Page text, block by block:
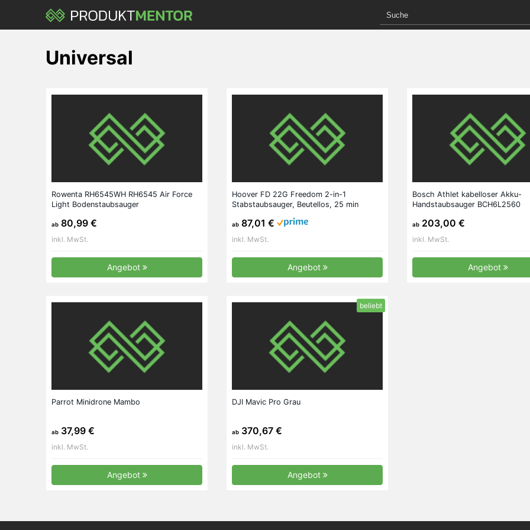
main
Universal
Rowenta RH6545WH RH6545 Air Force
Light Bodenstaubsauger
ab 80,99 €
inkl. MwSt.
Angebot
Hoover FD 22G Freedom 2-in-1
Stabstaubsauger, Beutellos, 25 min
Grau
ab 87,01 €
inkl. MwSt.
Angebot
Bosch Athlet kabelloser Akku-
Handstaubsauger BCH6L2560
ab 203,00 €
inkl. MwSt.
Angebot
Parrot Minidrone Mambo
ab 37,99 €
inkl. MwSt.
Angebot
beliebt
DJI Mavic Pro Grau
ab 370,67 €
inkl. MwSt.
Angebot